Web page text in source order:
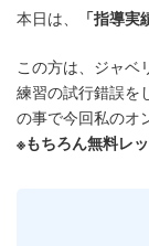
本日は、 「指導実
この方は、ジャベ
練習の試行錯誤を
の事で今回私のオ
※もちろん無料レ